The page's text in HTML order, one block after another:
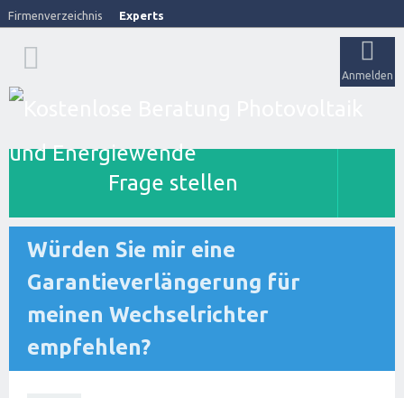
Firmenverzeichnis Experts
Anmelden
Frage stellen
Würden Sie mir eine
Garantieverlängerung für
meinen Wechselrichter
empfehlen?